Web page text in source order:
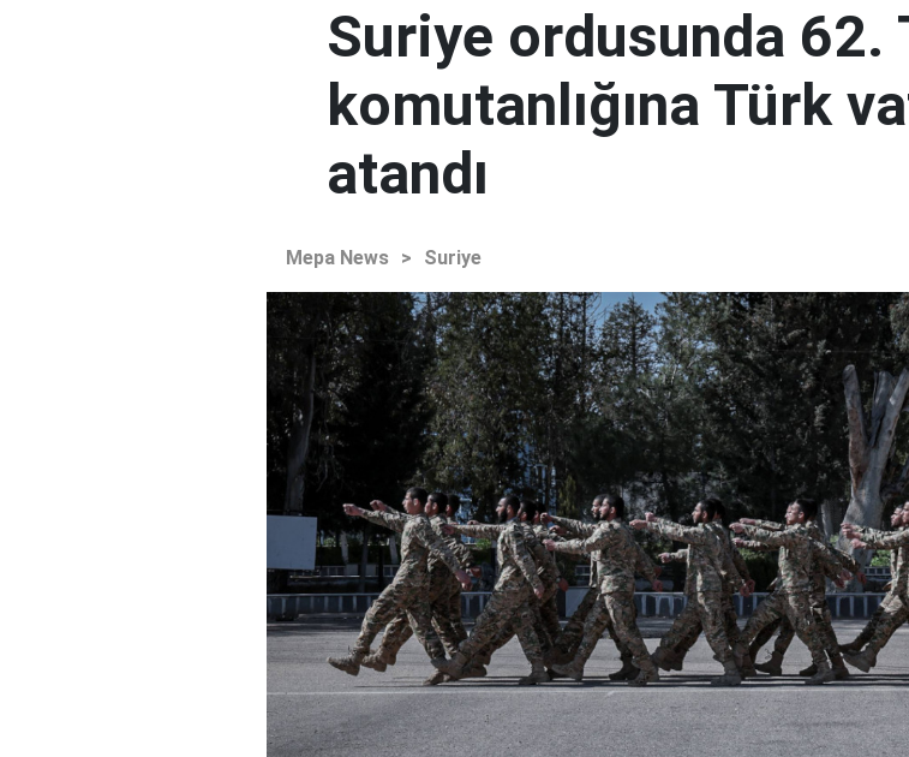
Suriye ordusunda 62.
komutanlığına Türk
atandı
Mepa News > Suriye